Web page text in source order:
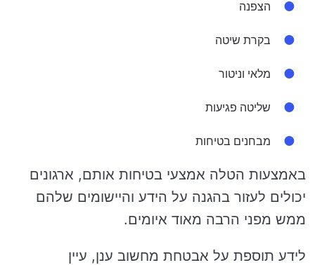
הצפנה
בקרת שיטה
מלאי וניטור
שליטה פגיעות
מבחנים בטיחות
באמצעות הטלה אמצעי בטיחות אותם, ארגונים
יכולים לעזור בהגנה על הידע והיישומים שלהם
ממש מפני הרבה מאוד איומים.
לידע תוספת על אבטחת מחשוב ענן, עיין